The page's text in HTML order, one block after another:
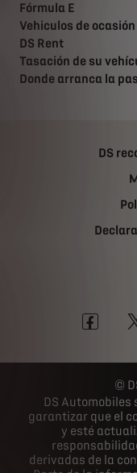
Fórmula E
Vehiculos de ocasión
DS Rent
Tasación de su
Donde arranca la
DS
DS Automobiles
garantizar que el
y esté
derivadas de la